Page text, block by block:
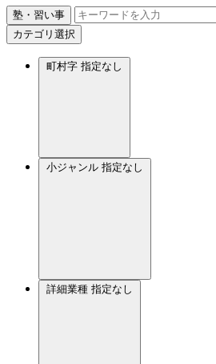
塾・習い事
カテゴリ選択
町村字 指定なし
小ジャンル 指定なし
詳細業種 指定なし